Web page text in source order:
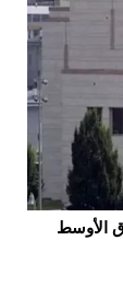
الأوسط